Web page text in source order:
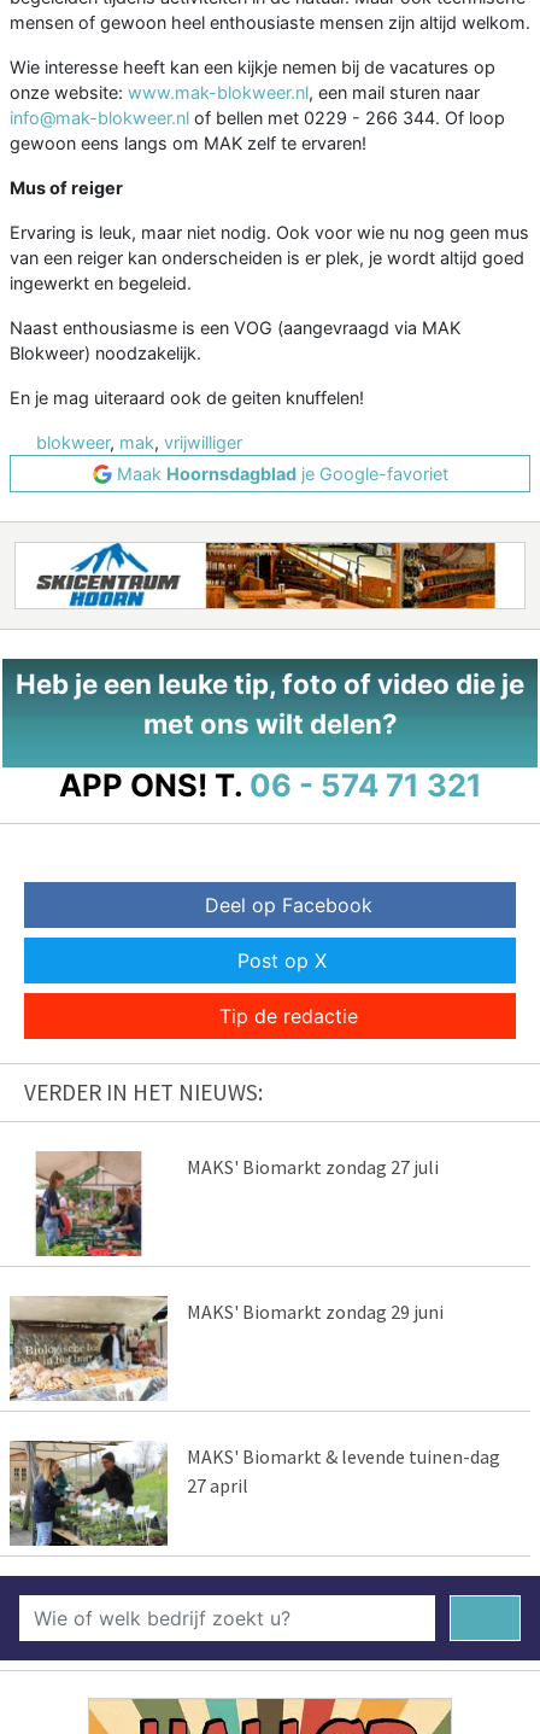
mensen of gewoon heel enthousiaste mensen zijn altijd welkom.
Wie interesse heeft kan een kijkje nemen bij de vacatures op
onze website: www.mak-blokweer.nl, een mail sturen naar
info@mak-blokweer.nl of bellen met 0229 - 266 344. Of loop
gewoon eens langs om MAK zelf te ervaren!
Mus of reiger
Ervaring is leuk, maar niet nodig. Ook voor wie nu nog geen mus
van een reiger kan onderscheiden is er plek, je wordt altijd goed
ingewerkt en begeleid.
Naast enthousiasme is een VOG (aangevraagd via MAK
Blokweer) noodzakelijk.
En je mag uiteraard ook de geiten knuffelen!
blokweer, mak, vrijwilliger
Maak Hoornsdagbladje Google-favoriet
Heb je een leuke tip, foto of video die je
met ons wilt delen?
APP ONS! T. 06 - 574 71 321
Deel op Facebook
Post op X
Tip de redactie
VERDER IN HET NIEUWS:
MAKS' Biomarkt zondag 27 juli
MAKS' Biomarkt zondag 29 juni
MAKS' Biomarkt & levende tuinen-dag
27 april